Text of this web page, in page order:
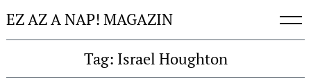
toEZ AZ A NAP! MAGAZIN
Tag: Israel Houghton